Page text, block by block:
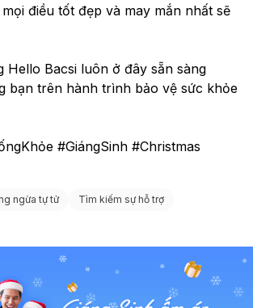
điều tốt đẹp và may mắn nhất sẽ
Hello Bacsi luôn ở đây sẵn sàng
bạn trên hành trình bảo vệ sức khỏe
#GiángSinh #Christmas
ngừa tự tử
Tìm kiếm sự hỗ trợ